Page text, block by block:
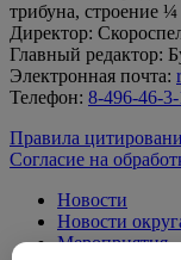
трибуна, строение ¼
Директор:
Главный редактор:
Электронная почта:
Телефон: 8-496-46-
Правила
Согласие на
Новости
Новости
Мероприятия